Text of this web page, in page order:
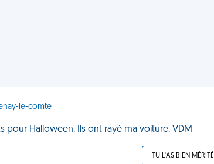
le-comte
pour Halloween. Ils ont rayé ma voiture. VDM
TU L'AS BIEN MÉRITÉ